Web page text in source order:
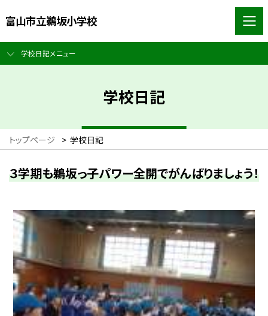
富山市立鵜坂小学校
学校日記メニュー
学校日記
トップページ > 学校日記
３学期も鵜坂っ子パワー全開でがんばりましょう！